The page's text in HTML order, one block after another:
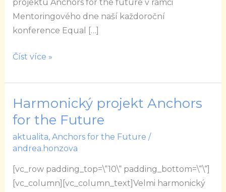
projektu Anchors for the future v rámci
Mentoringového dne naší každoroční
konference Equal […]
Číst více »
Harmonický projekt Anchors
for the Future
aktualita, Anchors for the Future /
andrea.honzova
[vc_row padding_top=\“10\“ padding_bottom=\“\“]
[vc_column][vc_column_text]Velmi harmonický
Harmonický
projekt
Future